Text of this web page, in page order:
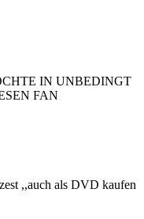
IN UNBEDINGT
FAN
,,auch als DVD kaufen